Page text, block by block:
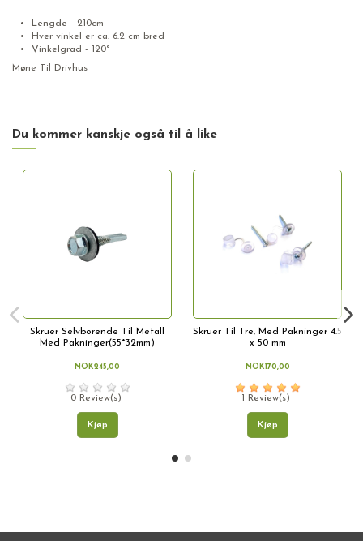
Lengde - 210cm
Hver vinkel er ca. 6.2 cm bred
Vinkelgrad - 120°
Møne Til Drivhus
Du kommer kanskje også til å like
Skruer Selvborende Til Metall
Med Pakninger(55*32mm)
NOK245,00
0 Review(s)
Kjøp
Skruer Til Tre, Med Pakninger 4.5
x 50 mm
NOK170,00
1 Review(s)
Kjøp